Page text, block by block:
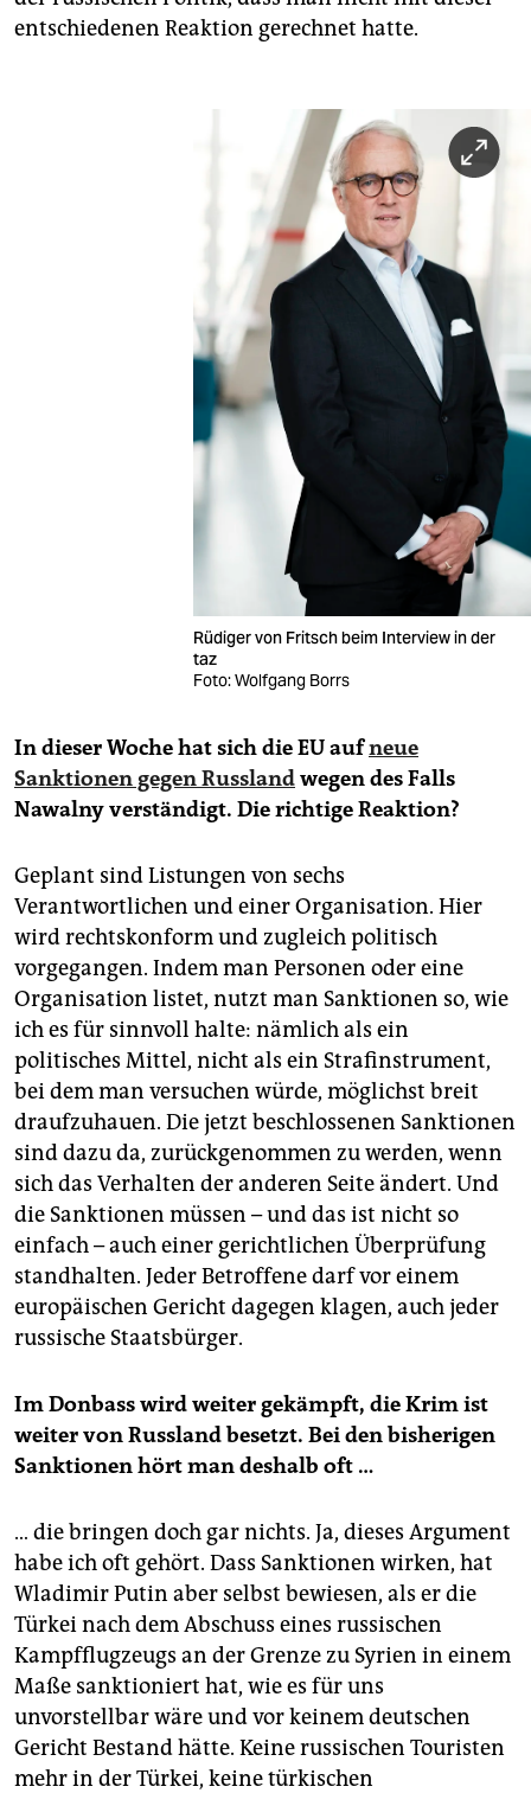
entschiedenen Reaktion gerechnet hatte.
Rüdiger von Fritsch beim Interview in der
taz
Foto: Wolfgang Borrs
In dieser Woche hat sich die EU aufneue
Sanktionen gegen Russlandwegen des Falls
Nawalny verständigt. Die richtige Reaktion?
Geplant sind Listungen von sechs
Verantwortlichen und einer Organisation. Hier
wird rechtskonform und zugleich politisch
vorgegangen. Indem man Personen oder eine
Organisation listet, nutzt man Sanktionen so, wie
ich es für sinnvoll halte: nämlich als ein
politisches Mittel, nicht als ein Strafinstrument,
bei dem man versuchen würde, möglichst breit
draufzuhauen. Die jetzt beschlossenen Sank­tio­nen
sind dazu da, zurückgenommen zu werden, wenn
sich das Verhalten der anderen Seite ändert. Und
die Sanktionen müssen – und das ist nicht so
einfach – auch einer gerichtlichen Überprüfung
standhalten. Jeder Betroffene darf vor einem
europäischen Gericht dagegen klagen, auch jeder
russische Staatsbürger.
Im Donbass wird weiter gekämpft, die Krim ist
weiter von Russland besetzt. Bei den bisherigen
Sanktionen hört man deshalb oft …
… die bringen doch gar nichts. Ja, dieses Argument
habe ich oft gehört. Dass Sanktionen wirken, hat
Wladimir Putin aber selbst bewiesen, als er die
Türkei nach dem Abschuss eines russischen
Kampfflugzeugs an der Grenze zu Syrien in einem
Maße sanktioniert hat, wie es für uns
unvorstellbar wäre und vor keinem deutschen
Gericht Bestand hätte. Keine russischen Touristen
mehr in der Türkei, keine türkischen